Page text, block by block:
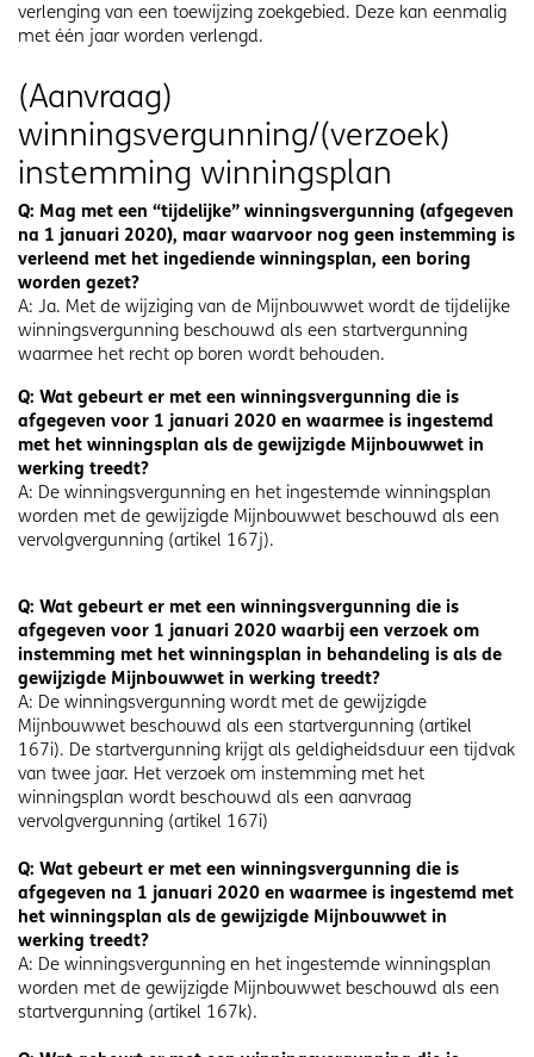
verlenging van een toewijzing zoekgebied. Deze kan eenmalig
met één jaar worden verlengd.
(Aanvraag)
winningsvergunning/(verzoek)
instemming winningsplan
Q: Mag met een “tijdelijke” winningsvergunning (afgegeven
na 1 januari 2020), maar waarvoor nog geen instemming is
verleend met het ingediende winningsplan, een boring
worden gezet?
A: Ja. Met de wijziging van de Mijnbouwwet wordt de tijdelijke
winningsvergunning beschouwd als een startvergunning
waarmee het recht op boren wordt behouden.
Q: Wat gebeurt er met een winningsvergunning die is
afgegeven voor 1 januari 2020 en waarmee is ingestemd
met het winningsplan als de gewijzigde Mijnbouwwet in
werking treedt?
A: De winningsvergunning en het ingestemde winningsplan
worden met de gewijzigde Mijnbouwwet beschouwd als een
vervolgvergunning (artikel 167j).
Q: Wat gebeurt er met een winningsvergunning die is
afgegeven voor 1 januari 2020 waarbij een verzoek om
instemming met het winningsplan in behandeling is als de
gewijzigde Mijnbouwwet in werking treedt?
A: De winningsvergunning wordt met de gewijzigde
Mijnbouwwet beschouwd als een startvergunning (artikel
167i). De startvergunning krijgt als geldigheidsduur een tijdvak
van twee jaar. Het verzoek om instemming met het
winningsplan wordt beschouwd als een aanvraag
vervolgvergunning (artikel 167i)
Q: Wat gebeurt er met een winningsvergunning die is
afgegeven na 1 januari 2020 en waarmee is ingestemd met
het winningsplan als de gewijzigde Mijnbouwwet in
werking treedt?
A: De winningsvergunning en het ingestemde winningsplan
worden met de gewijzigde Mijnbouwwet beschouwd als een
startvergunning (artikel 167k).